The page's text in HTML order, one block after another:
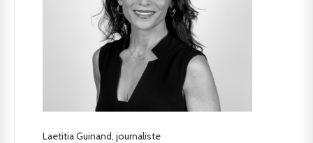
Laetitia Guinand, journaliste